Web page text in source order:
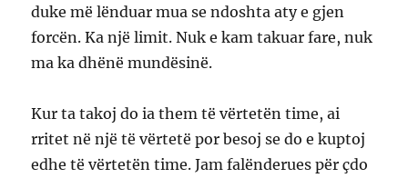
duke më lënduar mua se ndoshta aty e gjen
forcën. Ka një limit. Nuk e kam takuar fare, nuk
ma ka dhënë mundësinë.
Kur ta takoj do ia them të vërtetën time, ai
rritet në një të vërtetë por besoj se do e kuptoj
edhe të vërtetën time. Jam falënderues për çdo